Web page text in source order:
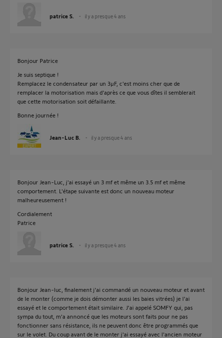
patrice S. il y a presque 4 ans
Bonjour Patrice
Je suis septique !
Remplacez le condensateur par un 3µF, c'est moins cher que de
remplacer la motorisation mais d'après ce que vous dîtes il semblerait
que cette motorisation soit défaillante.
Bonne journée !
Jean-Luc B. il y a presque 4 ans
Bonjour Jean-Luc, j'ai essayé un 3 mf et même un 3.5 mf et même
comportement. L'étape suivante est donc un nouveau moteur
malheureusement !
Cordialement
Patrice
patrice S. il y a presque 4 ans
Bonjour Jean-luc, finalement j'ai commandé un nouveau moteur et avant
de le monter (comme je dois démonter aussi les baies vitrées) je l'ai
essayé et le comportement était similaire. J'ai appelé SOMFY qui, pas
sympa du tout, m'a annoncé que les moteurs sont faits pour ne pas
fonctionner sans résistance, ils ne peuvent donc être programmés que
sur le volet. Du coup avant de le monter j'ai essayé avec l'ancien moteur